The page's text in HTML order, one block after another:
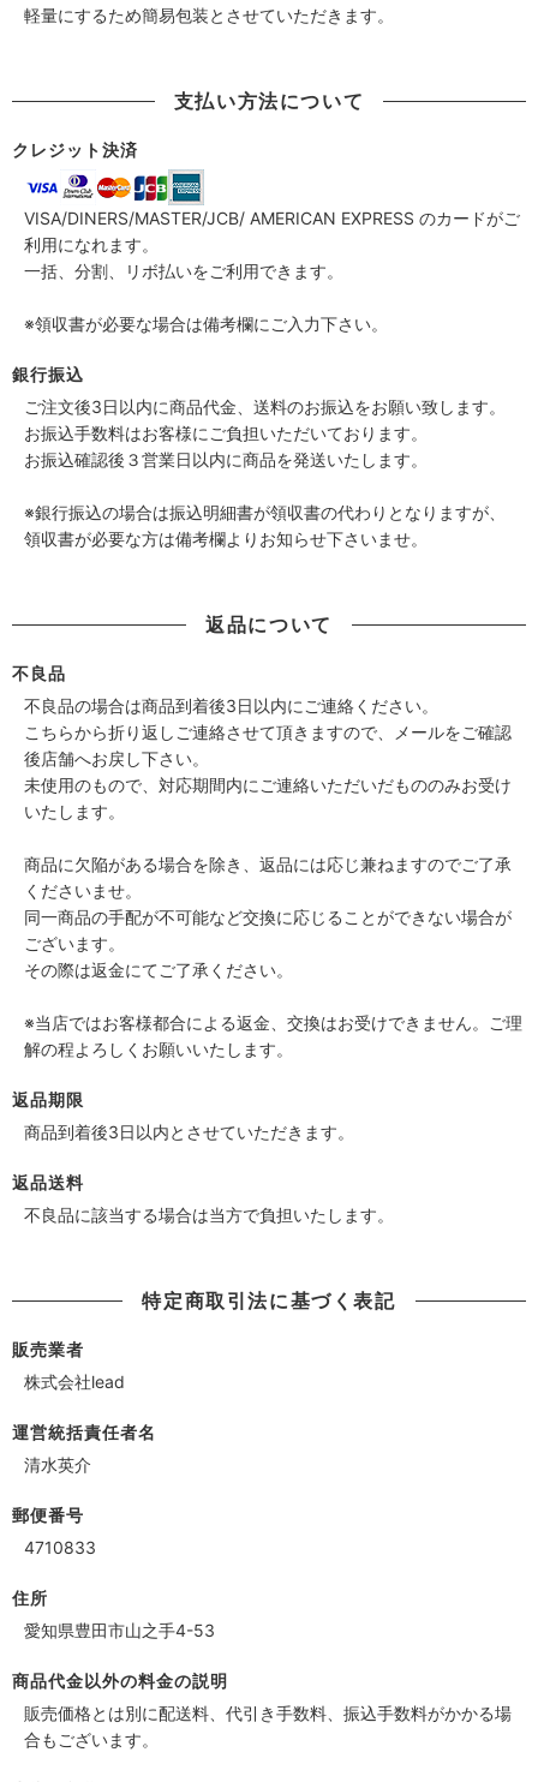
軽量にするため簡易包装とさせていただきます。
支払い方法について
クレジット決済
VISA/DINERS/MASTER/JCB/ AMERICAN EXPRESS のカードがご
利用になれます。
一括、分割、リボ払いをご利用できます。
※領収書が必要な場合は備考欄にご入力下さい。
銀行振込
ご注文後3日以内に商品代金、送料のお振込をお願い致します。
お振込手数料はお客様にご負担いただいております。
お振込確認後３営業日以内に商品を発送いたします。
※銀行振込の場合は振込明細書が領収書の代わりとなりますが、
領収書が必要な方は備考欄よりお知らせ下さいませ。
返品について
不良品
不良品の場合は商品到着後3日以内にご連絡ください。
こちらから折り返しご連絡させて頂きますので、メールをご確認
後店舗へお戻し下さい。
未使用のもので、対応期間内にご連絡いただいだもののみお受け
いたします。
商品に欠陥がある場合を除き、返品には応じ兼ねますのでご了承
くださいませ。
同一商品の手配が不可能など交換に応じることができない場合が
ございます。
その際は返金にてご了承ください。
※当店ではお客様都合による返金、交換はお受けできません。ご理
解の程よろしくお願いいたします。
返品期限
商品到着後3日以内とさせていただきます。
返品送料
不良品に該当する場合は当方で負担いたします。
特定商取引法に基づく表記
販売業者
株式会社lead
運営統括責任者名
清水英介
郵便番号
4710833
住所
愛知県豊田市山之手4-53
商品代金以外の料金の説明
販売価格とは別に配送料、代引き手数料、振込手数料がかかる場
合もございます。